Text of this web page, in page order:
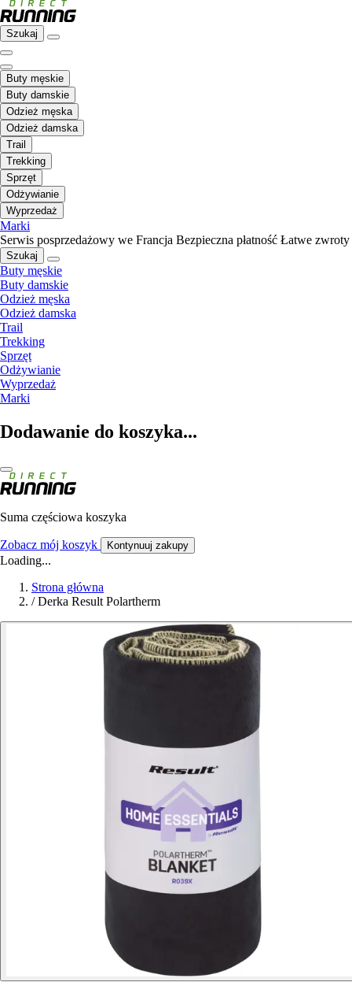
Szukaj
Buty męskie
Buty damskie
Odzież męska
Odzież damska
Trail
Trekking
Sprzęt
Odżywianie
Wyprzedaż
Marki
Serwis posprzedażowy we Francja Bezpieczna płatność Łatwe zwroty
Szukaj
Buty męskie
Buty damskie
Odzież męska
Odzież damska
Trail
Trekking
Sprzęt
Odżywianie
Wyprzedaż
Marki
Dodawanie do koszyka...
Suma częściowa koszyka
Zobacz mój koszyk Kontynuuj zakupy
Loading...
Strona główna
/ Derka Result Polartherm